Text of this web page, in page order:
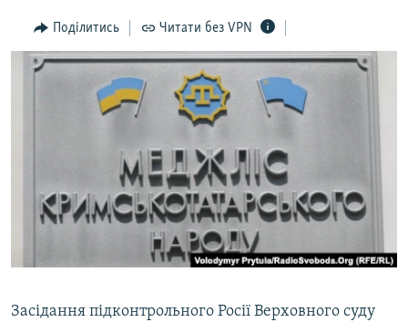
Перейти
до
пошуку
ПОГЛЯД
ІНТЕРВ'Ю
ВСЕ ЗА ДЕНЬ
ВІДЕОУРОКИ «ELIFBE»
СВІДЧЕННЯ ОКУПАЦІЇ
УКРАЇНСЬКА ПРОБЛЕМА КРИМУ
ЯК ОБІЙТИ БЛОКУВАННЯ
Русский
Поділитись Читати без VPN
Засідання підконтрольного Росії Верховного суду